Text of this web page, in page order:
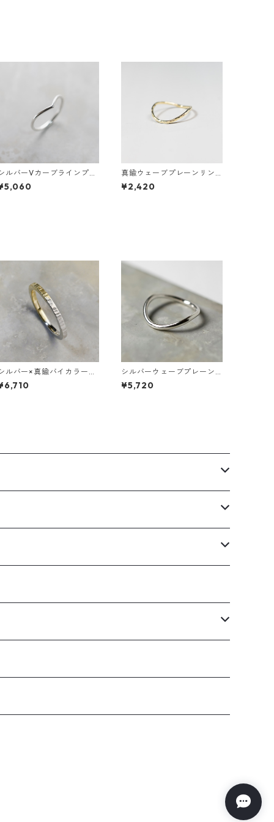
ルバーVカーブラインプレ
ンリング 1.5mm幅 鏡面｜
1180
真鍮ウェーブプレーンリン
グ 1.2mm幅 槌目｜FA-1011
¥2,420
ルバー×真鍮バイカラーハ
フシックフラットリング
幅 つや消し縦槌目 3
シルバーウェーブプレーン
リング 1.8mm幅 鏡面 3号～
27号｜WKH WAVE PLAIN R
¥5,720